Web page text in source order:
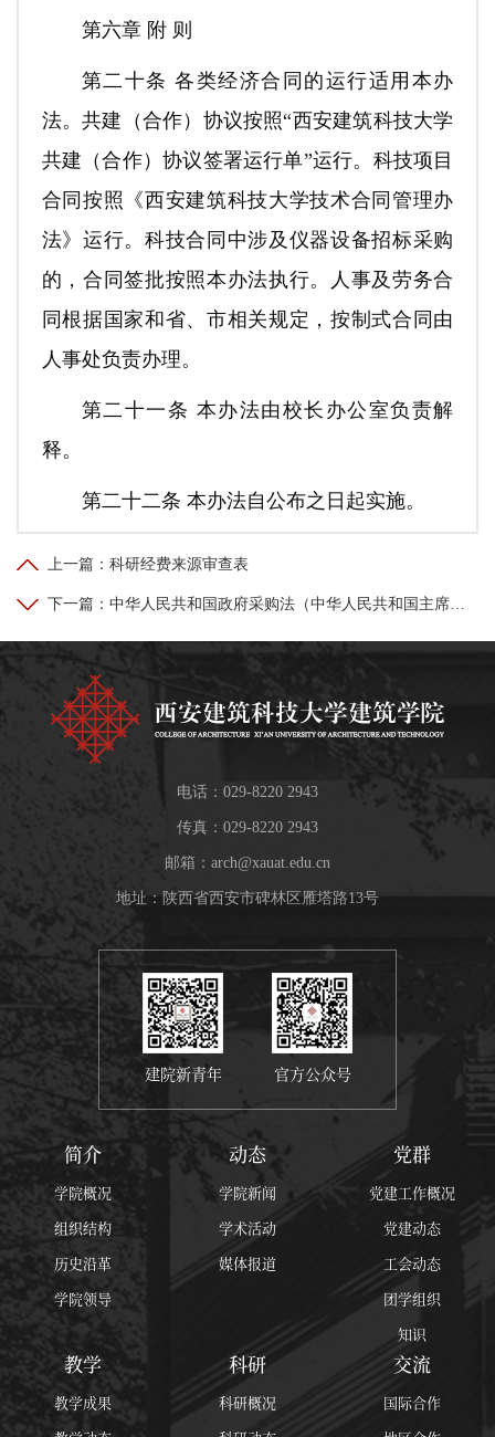
第六章 附 则
第二十条 各类经济合同的运行适用本办
法。共建（合作）协议按照“西安建筑科技大学
共建（合作）协议签署运行单”运行。科技项目
合同按照《西安建筑科技大学技术合同管理办
法》运行。科技合同中涉及仪器设备招标采购
的，合同签批按照本办法执行。人事及劳务合
同根据国家和省、市相关规定，按制式合同由
人事处负责办理。
第二十一条 本办法由校长办公室负责解
释。
第二十二条 本办法自公布之日起实施。
上一篇： 科研经费来源审查表
下一篇： 中华人民共和国政府采购法（中华人民共和国主席令第68号）
电话：029-8220 2943
传真：029-8220 2943
邮箱： arch@xauat.edu.cn
地址：陕西省西安市碑林区雁塔路13号
建院新青年 官方公众号
简介
学院概况
组织结构
历史沿革
学院领导
动态
学院新闻
学术活动
媒体报道
党群
党建工作概况
党建动态
工会动态
团学组织
知识
教学
教学成果
科研
科研概况
交流
国际合作